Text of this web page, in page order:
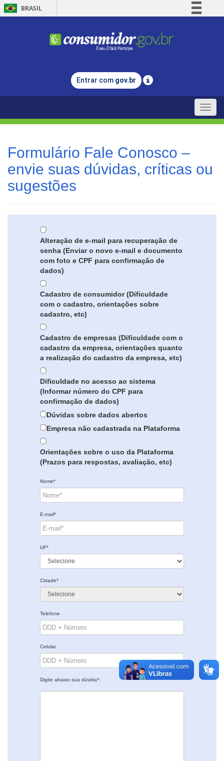
BRASIL
Comunica BR
Legislação
Entrar com gov.br
Toggle
Formulário Fale Conosco –
envie suas dúvidas, críticas ou
sugestões
Alteração de e-mail para recuperação de
senha (Enviar o novo e-mail e documento
com foto e CPF para confirmação de
dados)
Cadastro de consumidor (Dificuldade
com o cadastro, orientações sobre
cadastro, etc)
Cadastro de empresas (Dificuldade com o
cadastro da empresa, orientações quanto
a realização do cadastro da empresa, etc)
Dificuldade no acesso ao sistema
(Informar número do CPF para
confirmação de dados)
Dúvidas sobre dados abertos
Empresa não cadastrada na Plataforma
Orientações sobre o uso da Plataforma
(Prazos para respostas, avaliação, etc)
Nome*
E-mail*
UF*
Cidade*
Telefone
Celular
Digite abaixo sua dúvida*: